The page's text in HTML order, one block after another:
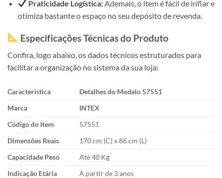
Praticidade Logística: Ademais, o item é fácil de inflar e
otimiza bastante o espaço no seu depósito de revenda.
Especificações Técnicas do Produto
Confira, logo abaixo, os dados técnicos estruturados para
facilitar a organização no sistema da sua loja:
Característica
Detalhes do Modelo 57551
Marca
INTEX
Código do Item
57551
Dimensões Reais
170 cm (C) x 86 cm (L)
Capacidade Peso
Até 40 Kg
Indicação Etária
A partir de 3 anos